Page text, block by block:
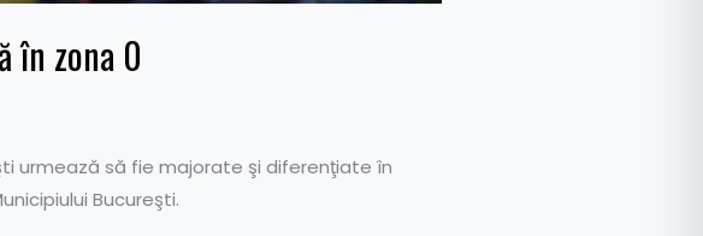
în zona 0
urmează să fie majorate şi diferenţiate în
Bucureşti.